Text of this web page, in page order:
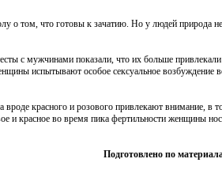
о том, что готовы к зачатию. Но у людей природа не
с мужчинами показали, что их больше
испытывают особое сексуальное возбуждение
красного и розового привлекают внимание, в
и красное во время пика фертильности женщины
Подготовлено по